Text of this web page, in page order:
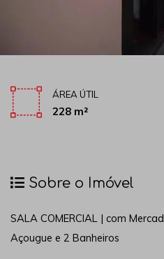
ÁREA ÚTIL
228 m²
Sobre o Imóvel
SALA COMERCIAL | com
Açougue e 2 Banheiros